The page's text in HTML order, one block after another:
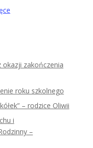
okazji zakończenia
roku szkolnego
– rodzice Oliwii
i
–